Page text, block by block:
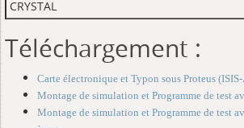
CRYSTAL
Téléchargement :
Carte électronique et Typon sous Proteus
Montage de simulation et Programme de test
Montage de simulation et Programme de test